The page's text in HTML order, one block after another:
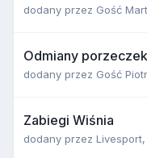
dodany przez Gość
Odmiany
dodany przez Gość Piotr
Zabiegi Wiśnia
dodany przez Livesport,